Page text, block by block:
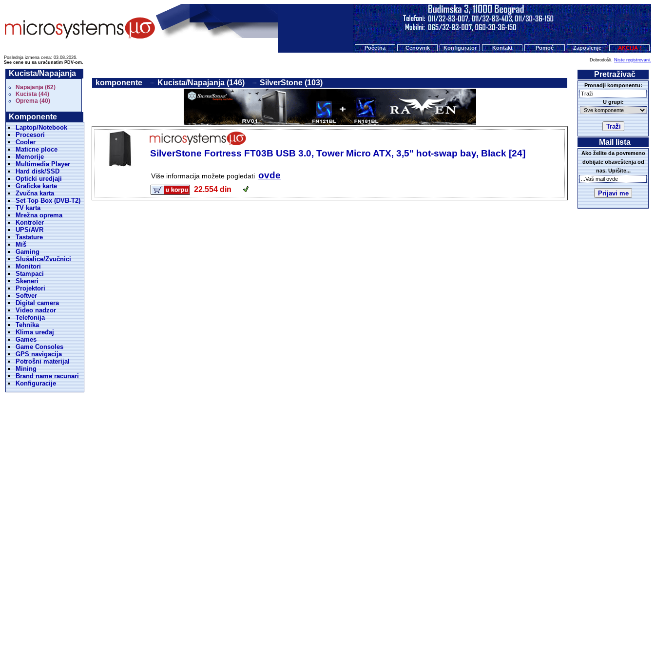
Početna Cenovnik Konfigurator Kontakt Pomoć Zaposlenje AKCIJA !
Poslednja izmena cena: 03.08.2026.
Sve cene su sa uračunatim PDV-om.
Dobrodošli. Niste registrovani.
Kucista/Napajanja
Napajanja (62)
Kucista (44)
Oprema (40)
Komponente
Laptop/Notebook
Procesori
Cooler
Maticne ploce
Memorije
Multimedia Player
Hard disk/SSD
Opticki uredjaji
Graficke karte
Zvučna karta
Set Top Box (DVB-T2)
TV karta
Mrežna oprema
Kontroler
UPS/AVR
Tastature
Miš
Gaming
Slušalice/Zvučnici
Monitori
Stampaci
Skeneri
Projektori
Softver
Digital camera
Video nadzor
Telefonija
Tehnika
Klima uređaj
Games
Game Consoles
GPS navigacija
Potrošni materijal
Mining
Brand name racunari
Konfiguracije
komponente Kucista/Napajanja (146) SilverStone (103)
SilverStone Fortress FT03B USB 3.0, Tower Micro ATX, 3,5" hot-swap bay, Black [24]
Više informacija možete pogledati ovde
22.554 din
Pretraživač
Pronadji komponentu:
U grupi:
Mail lista
Ako želite da povremeno
dobijate obaveštenja od
nas. Upišite...